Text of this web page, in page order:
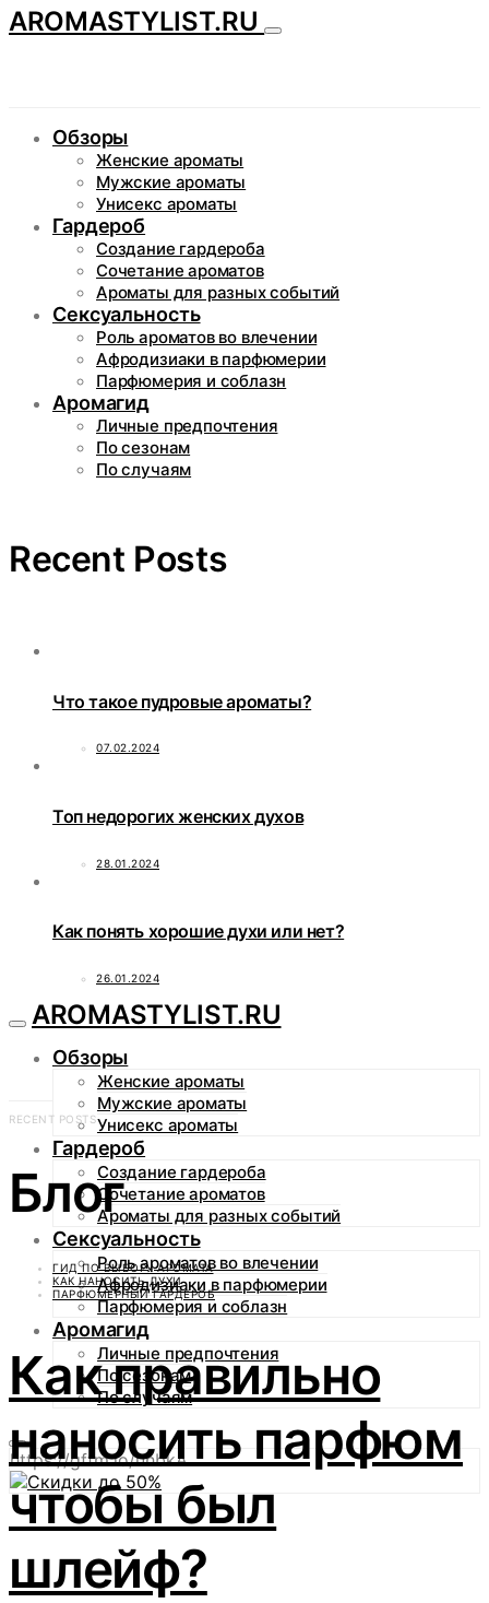
AROMASTYLIST.RU
Обзоры
Женские ароматы
Мужские ароматы
Унисекс ароматы
Гардероб
Создание гардероба
Сочетание ароматов
Ароматы для разных событий
Сексуальность
Роль ароматов во влечении
Афродизиаки в парфюмерии
Парфюмерия и соблазн
Аромагид
Личные предпочтения
По сезонам
По случаям
Recent Posts
Что такое пудровые ароматы?
07.02.2024
Топ недорогих женских духов
28.01.2024
Как понять хорошие духи или нет?
26.01.2024
AROMASTYLIST.RU
Обзоры
Женские ароматы
Мужские ароматы
Унисекс ароматы
Гардероб
Создание гардероба
Сочетание ароматов
Ароматы для разных событий
Сексуальность
Роль ароматов во влечении
Афродизиаки в парфюмерии
Парфюмерия и соблазн
Аромагид
Личные предпочтения
По сезонам
По случаям
https://gftm.io/uhbkA
RECENT POSTS
Блог
ГИД ПО ВЫБОРУ АРОМАТА
КАК НАНОСИТЬ ДУХИ
ПАРФЮМЕРНЫЙ ГАРДЕРОБ
Как правильно
наносить парфюм
чтобы был
шлейф?